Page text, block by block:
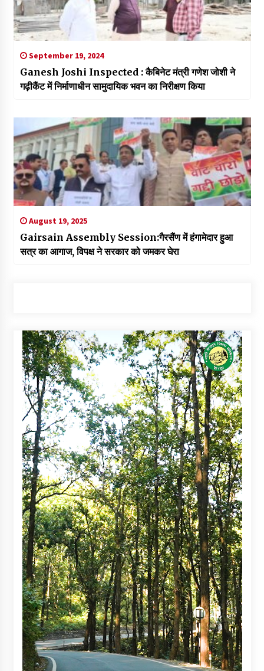
September 19, 2024
Ganesh Joshi Inspected : कैबिनेट मंत्री गणेश जोशी ने
गढ़ीकैंट में निर्माणाधीन सामुदायिक भवन का निरीक्षण किया
August 19, 2025
Gairsain Assembly Session:गैरसैंण में हंगामेदार हुआ
सत्र का आगाज, विपक्ष ने सरकार को जमकर घेरा